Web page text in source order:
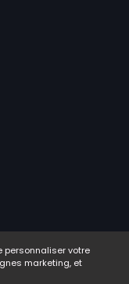
personnaliser votre
marketing, et